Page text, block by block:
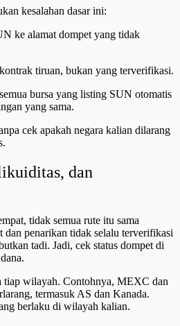
kesalahan dasar ini:
ke alamat dompet yang tidak
tiruan, bukan yang terverifikasi.
bursa yang listing SUN otomatis
yang sama.
cek apakah negara kalian dilarang
dan
tidak semua rute itu sama
dan penarikan tidak selalu terverifikasi
tadi. Jadi, cek status dompet di
tiap wilayah. Contohnya, MEXC dan
termasuk AS dan Kanada.
berlaku di wilayah kalian.